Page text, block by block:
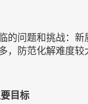
的问题和挑战：
，防范化解难度
目标